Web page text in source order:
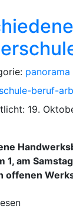
panorama
schule-beruf-
19.
1, am
offenen